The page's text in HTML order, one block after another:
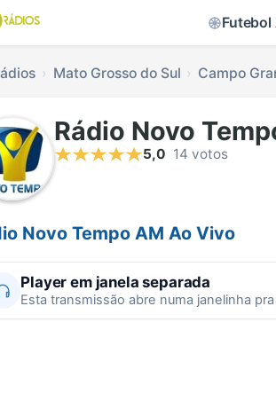
Futebol
Mato Grosso do Sul Campo
Rádio Novo
5,0 14 votos
Novo Tempo AM Ao Vivo
Player em janela separada
Esta transmissão abre numa janelinha